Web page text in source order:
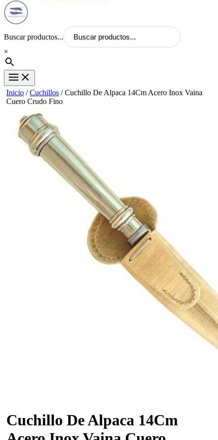
Buscar productos...
×
Inicio /Cuchillos / Cuchillo De Alpaca 14Cm Acero Inox Vaina
Cuero Crudo Fino
Cuchillo De Alpaca 14Cm